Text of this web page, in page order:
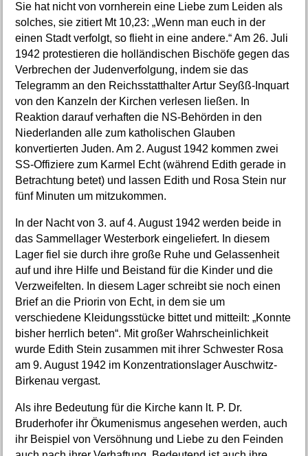
Sie hat nicht von vornherein eine Liebe zum Leiden als
solches, sie zitiert Mt 10,23: „Wenn man euch in der
einen Stadt verfolgt, so flieht in eine andere.“ Am 26. Juli
1942 protestieren die holländischen Bischöfe gegen das
Verbrechen der Judenverfolgung, indem sie das
Telegramm an den Reichsstatthalter Artur Seyßß-Inquart
von den Kanzeln der Kirchen verlesen ließen. In
Reaktion darauf verhaften die NS-Behörden in den
Niederlanden alle zum katholischen Glauben
konvertierten Juden. Am 2. August 1942 kommen zwei
SS-Offiziere zum Karmel Echt (während Edith gerade in
Betrachtung betet) und lassen Edith und Rosa Stein nur
fünf Minuten um mitzukommen.
In der Nacht von 3. auf 4. August 1942 werden beide in
das Sammellager Westerbork eingeliefert. In diesem
Lager fiel sie durch ihre große Ruhe und Gelassenheit
auf und ihre Hilfe und Beistand für die Kinder und die
Verzweifelten. In diesem Lager schreibt sie noch einen
Brief an die Priorin von Echt, in dem sie um
verschiedene Kleidungsstücke bittet und mitteilt: „Konnte
bisher herrlich beten“. Mit großer Wahrscheinlichkeit
wurde Edith Stein zusammen mit ihrer Schwester Rosa
am 9. August 1942 im Konzentrationslager Auschwitz-
Birkenau vergast.
Als ihre Bedeutung für die Kirche kann lt. P. Dr.
Bruderhofer ihr Ökumenismus angesehen werden, auch
ihr Beispiel von Versöhnung und Liebe zu den Feinden